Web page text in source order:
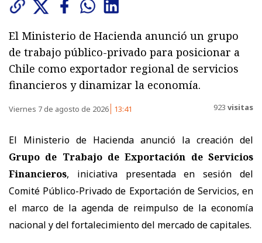
El Ministerio de Hacienda anunció un grupo
de trabajo público-privado para posicionar a
Chile como exportador regional de servicios
financieros y dinamizar la economía.
Viernes 7 de agosto de 2026 13:41 923 visitas
El Ministerio de Hacienda anunció la creación del
Grupo de Trabajo de Exportación de Servicios
Financieros, iniciativa presentada en sesión del
Comité Público-Privado de Exportación de Servicios, en
el marco de la agenda de reimpulso de la economía
nacional y del fortalecimiento del mercado de capitales.